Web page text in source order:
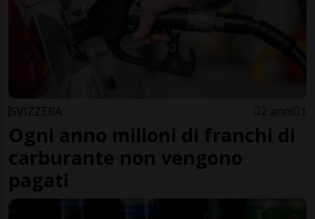
SVIZZERA 2 anni 1
Ogni anno milioni di franchi di
carburante non vengono
pagati